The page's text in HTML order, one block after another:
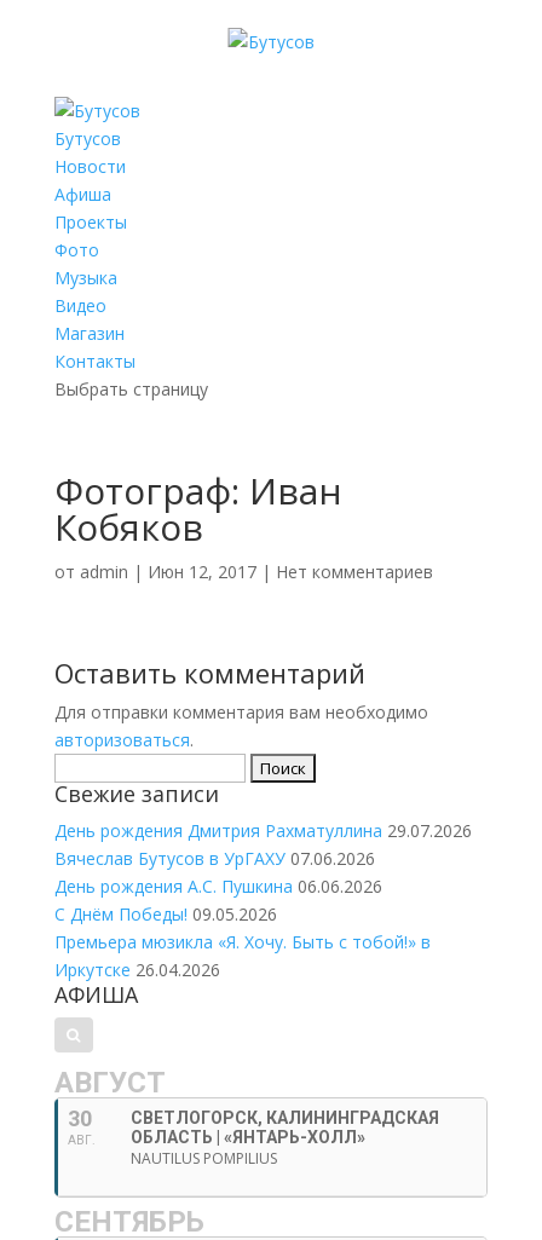
Бутусов
Новости
Афиша
Проекты
Фото
Музыка
Видео
Магазин
Контакты
Выбрать страницу
Фотограф: Иван
Кобяков
от admin | Июн 12, 2017| Нет комментариев
Оставить комментарий
Для отправки комментария вам необходимо
авторизоваться.
Свежие записи
День рождения Дмитрия Рахматуллина 29.07.2026
Вячеслав Бутусов в УрГАХУ 07.06.2026
День рождения А.С. Пушкина 06.06.2026
С Днём Победы! 09.05.2026
Премьера мюзикла «Я. Хочу. Быть с тобой!» в
Иркутске 26.04.2026
АФИША
АВГУСТ
30
АВГ.
СВЕТЛОГОРСК, КАЛИНИНГРАДСКАЯ
ОБЛАСТЬ | «ЯНТАРЬ-ХОЛЛ»
NAUTILUS POMPILIUS
СЕНТЯБРЬ